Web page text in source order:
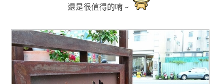
還是很值得的唷 ~